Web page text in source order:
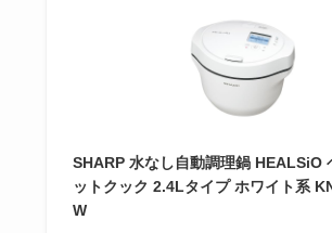
SHARP 水なし自動調理鍋 HEALSiO
ットクック 2.4Lタイプ ホワイト系
W